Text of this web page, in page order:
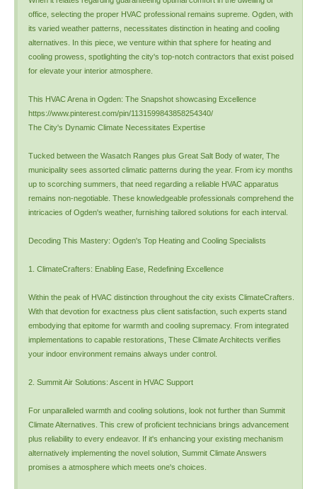
office, selecting the proper HVAC professional remains supreme. Ogden, with
its varied weather patterns, necessitates distinction in heating and cooling
alternatives. In this piece, we venture within that sphere for heating and
cooling prowess, spotlighting the city's top-notch contractors that exist poised
for elevate your interior atmosphere.
This HVAC Arena in Ogden: The Snapshot showcasing Excellence
https://www.pinterest.com/pin/1131599843858254340/
The City's Dynamic Climate Necessitates Expertise
Tucked between the Wasatch Ranges plus Great Salt Body of water, The
municipality sees assorted climatic patterns during the year. From icy months
up to scorching summers, that need regarding a reliable HVAC apparatus
remains non-negotiable. These knowledgeable professionals comprehend the
intricacies of Ogden's weather, furnishing tailored solutions for each interval.
Decoding This Mastery: Ogden's Top Heating and Cooling Specialists
1. ClimateCrafters: Enabling Ease, Redefining Excellence
Within the peak of HVAC distinction throughout the city exists ClimateCrafters.
With that devotion for exactness plus client satisfaction, such experts stand
embodying that epitome for warmth and cooling supremacy. From integrated
implementations to capable restorations, These Climate Architects verifies
your indoor environment remains always under control.
2. Summit Air Solutions: Ascent in HVAC Support
For unparalleled warmth and cooling solutions, look not further than Summit
Climate Alternatives. This crew of proficient technicians brings advancement
plus reliability to every endeavor. If it's enhancing your existing mechanism
alternatively implementing the novel solution, Summit Climate Answers
promises a atmosphere which meets one's choices.